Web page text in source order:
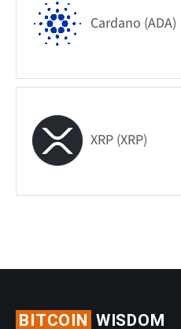
Cardano (ADA)
XRP (XRP)
BITCOIN WISDOM